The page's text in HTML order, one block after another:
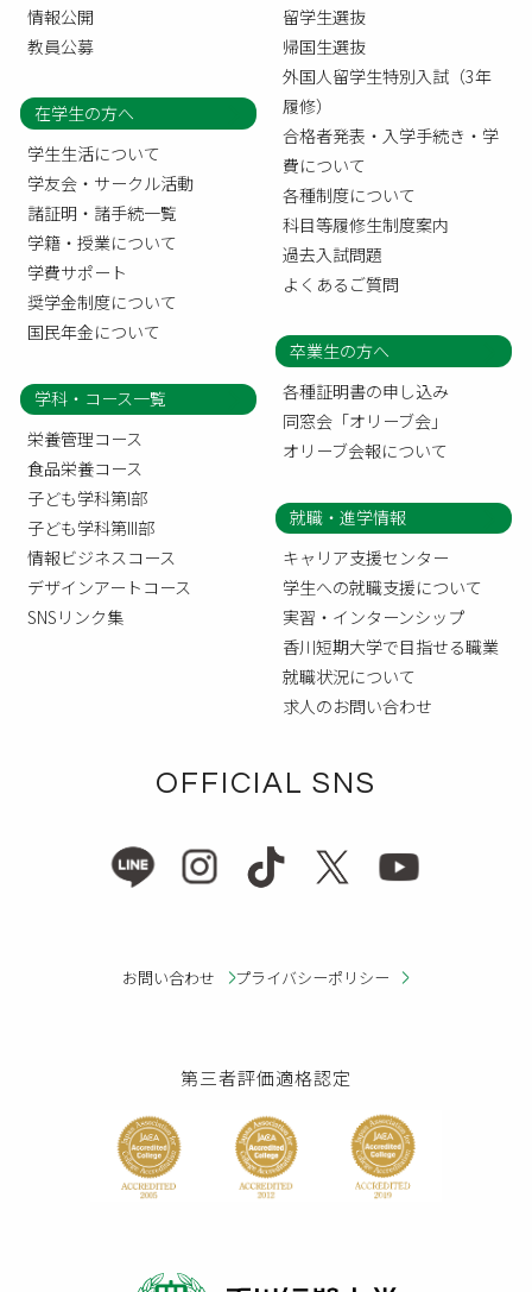
情報公開
教員公募
留学生選抜
帰国生選抜
外国人留学生特別入試（3年
履修）
合格者発表・入学手続き・学
費について
各種制度について
科目等履修生制度案内
過去入試問題
よくあるご質問
在学生の方へ
学生生活について
学友会・サークル活動
諸証明・諸手続一覧
学籍・授業について
学費サポート
奨学金制度について
国民年金について
卒業生の方へ
各種証明書の申し込み
同窓会「オリーブ会」
オリーブ会報について
学科・コース一覧
栄養管理コース
食品栄養コース
子ども学科第I部
子ども学科第III部
情報ビジネスコース
デザインアートコース
SNSリンク集
就職・進学情報
キャリア支援センター
学生への就職支援について
実習・インターンシップ
香川短期大学で目指せる職業
就職状況について
求人のお問い合わせ
OFFICIAL SNS
お問い合わせ プライバシーポリシー
第三者評価適格認定